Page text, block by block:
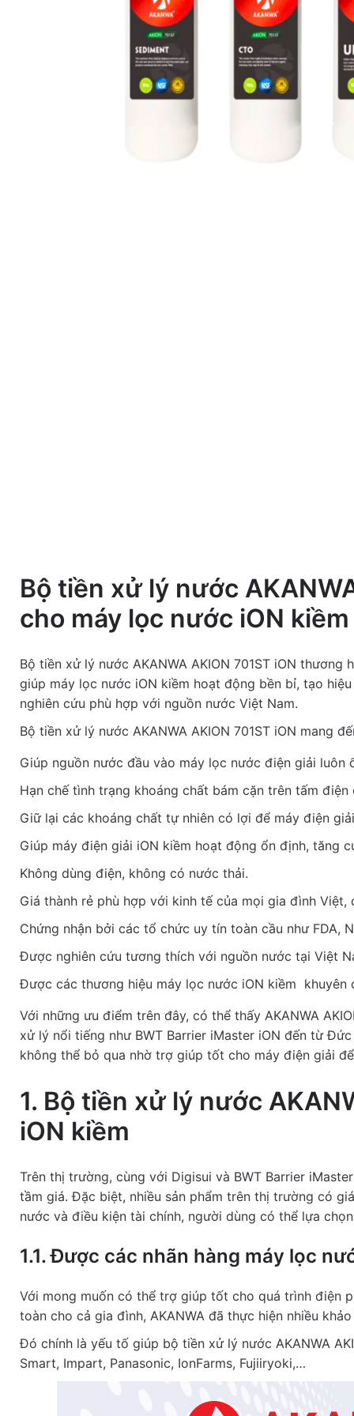
Bộ tiền xử lý nước
cho máy lọc nước iON kiềm
Bộ tiền xử lý nước AKANWA AKION 701ST iON
giúp máy lọc nước iON kiềm hoạt động bền bỉ, tạo
nghiên cứu phù hợp với nguồn nước Việt Nam.
Bộ tiền xử lý nước AKANWA AKION 701ST iON mang
Giúp nguồn nước đầu vào máy lọc nước điện giải luôn
Hạn chế tình trạng khoáng chất bám cặn trên tấm
Giữ lại các khoáng chất tự nhiên có lợi để máy điện
Giúp máy điện giải iON kiềm hoạt động ổn định, tăng
Không dùng điện, không có nước thải.
Giá thành rẻ phù hợp với kinh tế của mọi gia đình
Chứng nhận bởi các tổ chức uy tín toàn cầu như FDA,
Được nghiên cứu tương thích với nguồn nước tại Việt
Được các thương hiệu máy lọc nước iON kiềm khuyên
Với những ưu điểm trên đây, có thể thấy AKANWA
xử lý nổi tiếng như BWT Barrier iMaster iON đến từ
không thể bỏ qua nhờ trợ giúp tốt cho máy điện giải
1. Bộ tiền xử lý nước
iON kiềm
Trên thị trường, cùng với Digisui và BWT Barrier
tầm giá. Đặc biệt, nhiều sản phẩm trên thị trường có
nước và điều kiện tài chính, người dùng có thể lựa
1.1. Được các nhãn hàng máy lọc
Với mong muốn có thể trợ giúp tốt cho quá trình điện
toàn cho cả gia đình, AKANWA đã thực hiện nhiều
Đó chính là yếu tố giúp bộ tiền xử lý nước AKANWA
Smart, Impart, Panasonic, IonFarms, Fujiiryoki,…
0/5
reviews
5
4
2
Be the first to review “